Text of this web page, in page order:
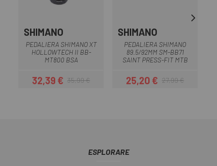
SHIMANO
PEDALIERA SHIMANO XT
HOLLOWTECH II BB-
MT800 BSA
Prezzo
32,39 €Prezzo base
35,99 €
SHIMANO
PEDALIERA SHIMANO
89.5/92MM SM-BB71
SAINT PRESS-FIT MTB
Prezzo
25,20 €Prezzo base
27,99 €
ESPLORARE